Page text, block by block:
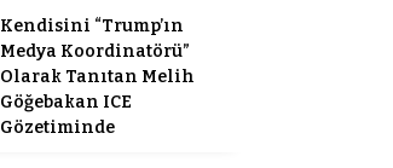
Kendisini “Trump’ın
Medya Koordinatörü”
Olarak Tanıtan Melih
Göğebakan ICE
Gözetiminde